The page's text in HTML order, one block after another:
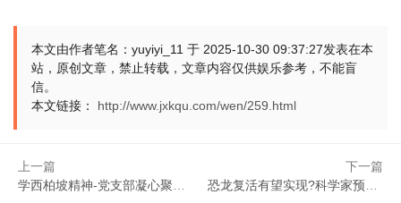
大工程的价值不在一时。十五五的大工程，着眼十年
乃至更久。今日的投入，是明日的收获。这些工程不仅解决当
践。各项部署环环相扣，层层递进。
本文由作者笔名：yuyiyi_11 于 2025-10-30 09:37:27发表在本
站，原创文章，禁止转载，文章内容仅供娱乐参考，不能盲
信。
本文链接： http://www.jxkqu.com/wen/259.html
上一篇
学西柏坡精神-党支部凝心聚力强执行
下一篇
恐龙复活有望实现?科学家预测：100年内或见真龙